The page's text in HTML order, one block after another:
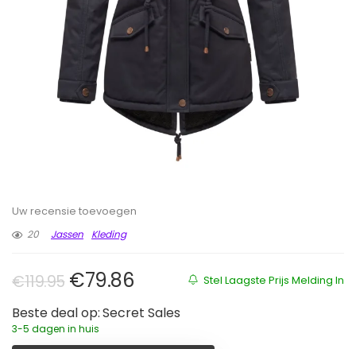
Uw recensie toevoegen
20
Jassen Kleding
Stel Laagste Prijs Melding In
€119.95 Oorspronkelijke prijs was:
€79.86Huidige prijs is: €79.86.
Beste deal op: Secret Sales
3-5 dagen in huis